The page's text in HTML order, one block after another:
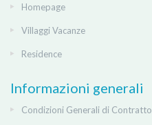
Homepage
Villaggi Vacanze
Residence
Informazioni generali
Condizioni Generali di Contratto